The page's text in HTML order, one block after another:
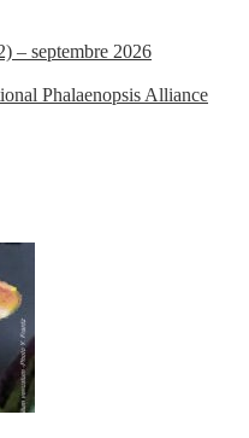
– septembre 2026
Phalaenopsis Alliance